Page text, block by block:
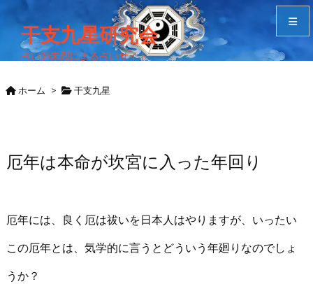
干支九星研究会
占い師朱烈による占いサイト
ホーム > 干支九星
厄年は本命が坎宮に入った年回り
厄年には、良く厄は祓いを日本人はやりますが、いったい
この厄年とは、気学的に言うとどういう年廻りなのでしょ
うか？